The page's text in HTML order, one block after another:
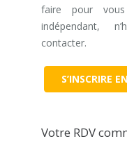
faire pour
indépendant,
contacter.
S’INSCRIRE
Votre RDV